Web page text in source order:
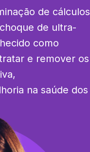
de cálculos
de ultra-
como
e remover os
na saúde dos